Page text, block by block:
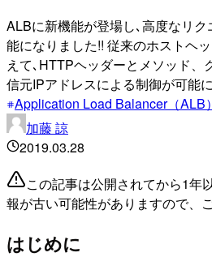
ALBに新機能が登場し､高度なリ
能になりました!! 従来のホストヘ
えて､HTTPヘッダーとメソッド、
信元IPアドレスによる制御が可能
Application Load Balancer（ALB）
加藤 諒
2019.03.28
この記事は公開されてから1年
報が古い可能性がありますので、
はじめに